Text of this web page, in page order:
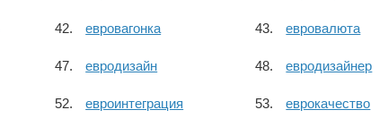
евровагонка евровалюта
евродизайн евродизайнер
евроинтеграция еврокачество